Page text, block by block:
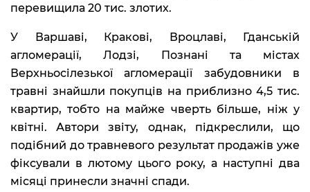
перевищила 20 тис. злотих.
У Варшаві, Кракові, Вроцлаві, Гданській
агломерації, Лодзі, Познані та містах
Верхньосілезької агломерації забудовники в
травні знайшли покупців на приблизно 4,5 тис.
квартир, тобто на майже чверть більше, ніж у
квітні. Автори звіту, однак, підкреслили, що
подібний до травневого результат продажів уже
фіксували в лютому цього року, а наступні два
місяці принесли значні спади.